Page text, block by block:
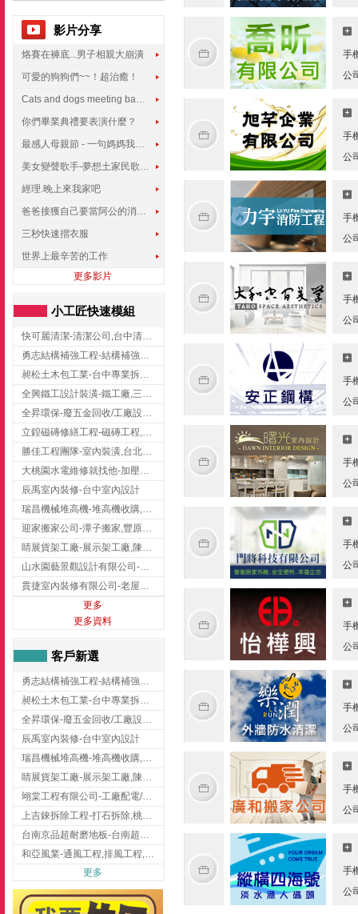
影片分享
烙賽在褲底...男子相親大崩潰
可愛的狗狗們~~！超治癒！
Cats and dogs meeting babies for the first time
你們畢業典禮要表演什麼？
最感人母親節 - 一句媽媽我愛你
美女變聲歌手-夢想土家民歌傳遍世界
經理.晚上來我家吧
爸爸接獲自己要當阿公的消息，反應史上最可愛!!!
三秒快速摺衣服
世界上最辛苦的工作
更多影片
小工匠快速模組
快可麗清潔-清潔公司,台中清潔公司,台中居家清潔
勇志結構補強工程-結構補強工程 ,桃園結構補強工程,龍潭結構補強工程
昶松土木包工業-台中專業拆除工程/挖土機出租
全興鐵工設計裝潢-鐵工廠,三峽鐵工廠,台北鐵工廠
全昇環保-廢五金回收/工廠設備收購/機械設備回收/高價收購廠房設備
立鍠磁磚修繕工程-磁磚工程,磁磚修補,新竹磁磚工程
勝佳工程團隊-室內裝潢,台北房屋裝修,三重室內裝修
大桃園水電維修就找他-加壓馬達,抽水馬達,桃園水電行,中壢水電
辰禹室內裝修-台中室內設計
瑞昌機械堆高機-堆高機收購,新北市堆高機,桃園堆高機
迎家搬家公司-潭子搬家,豐原搬家,大雅搬家,大甲搬家,台中推薦搬家,台中搬家
睛展貨架工廠-展示架工廠,陳列架,台中展示架工廠
山水園藝景觀設計有限公司-景觀工程,景觀設計,新竹園藝工程,新竹景觀設計
貫捷室內裝修有限公司-老屋翻新工程,台中老屋翻新工程,台中舊屋翻新
更多
更多資料
客戶新選
勇志結構補強工程-結構補強工程 ,桃園結構補強工程,龍潭結構補強工程
昶松土木包工業-台中專業拆除工程/挖土機出租
全昇環保-廢五金回收/工廠設備收購/機械設備回收/高價收購廠房設備
辰禹室內裝修-台中室內設計
瑞昌機械堆高機-堆高機收購,新北市堆高機,桃園堆高機
睛展貨架工廠-展示架工廠,陳列架,台中展示架工廠
翊棠工程有限公司-工廠配電/高雄消防機電公司
上吉錸拆除工程-打石拆除,桃園打石拆除,桃園拆除工程
台南京品超耐磨地板-台南超耐磨地板
和亞風業-通風工程,排風工程,彰化通風工程,彰化排風工程
更多
手
公
手
公
手
公
手
公
手
公
手
公
手
公
手
公
手
公
手
公
手
公